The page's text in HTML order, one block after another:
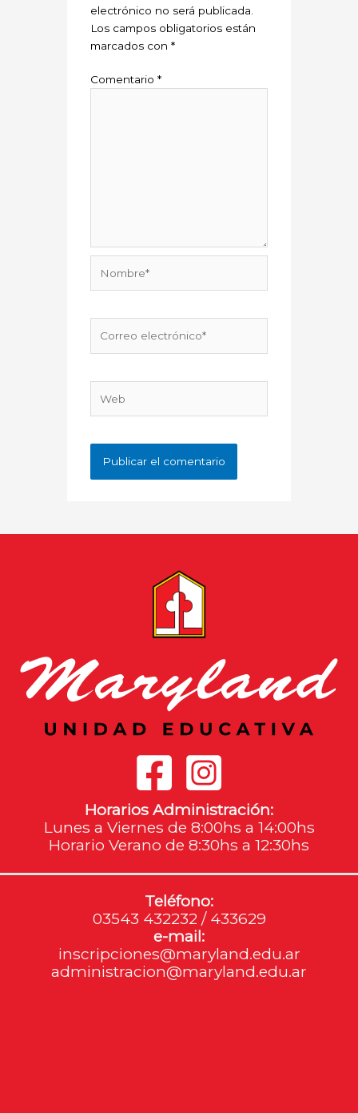
electrónico no será publicada.
Los campos obligatorios están
marcados con*
Comentario*
electrónico*
Horarios Administración:
Lunes a Viernes de 8:00hs a 14:00hs
Horario Verano de 8:30hs a 12:30hs
Teléfono:
03543 432232 / 433629
e-mail:
inscripciones@maryland.edu.ar
administracion@maryland.edu.ar